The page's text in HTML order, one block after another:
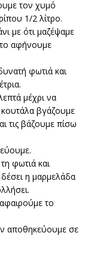
τον χυμό
1/2 λίτρο.
με ότι μαζέψαμε
αφήνουμε
φωτιά και
μέχρι να
βγάζουμε
τις βάζουμε πίσω
φωτιά και
η μαρμελάδα
το
αποθηκεύουμε σε